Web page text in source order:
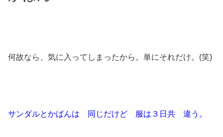
何故なら、気に入ってしまったから。単にそれだけ。(笑)
サンダルとかばんは 同じだけど 服は３日共 違う。